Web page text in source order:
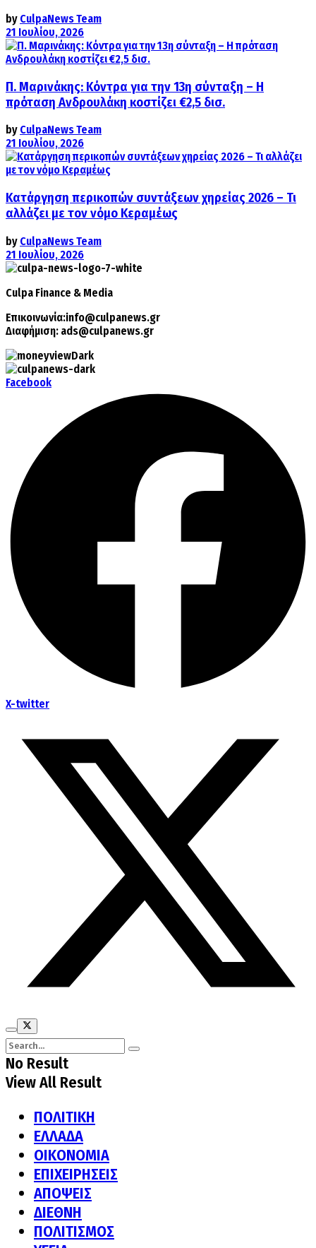
by CulpaNews Team
21 Ιουλίου, 2026
Π. Μαρινάκης: Κόντρα για την 13η σύνταξη – Η
πρόταση Ανδρουλάκη κοστίζει €2,5 δισ.
by CulpaNews Team
21 Ιουλίου, 2026
Κατάργηση περικοπών συντάξεων χηρείας 2026 – Τι
αλλάζει με τον νόμο Κεραμέως
by CulpaNews Team
21 Ιουλίου, 2026
Culpa Finance & Media
Επικοινωνία:info@culpanews.gr
Διαφήμιση: ads@culpanews.gr
Facebook
X-twitter
No Result
View All Result
ΠΟΛΙΤΙΚΗ
ΕΛΛΑΔΑ
ΟΙΚΟΝΟΜΙΑ
ΕΠΙΧΕΙΡΗΣΕΙΣ
ΑΠΟΨΕΙΣ
ΔΙΕΘΝΗ
ΠΟΛΙΤΙΣΜΟΣ